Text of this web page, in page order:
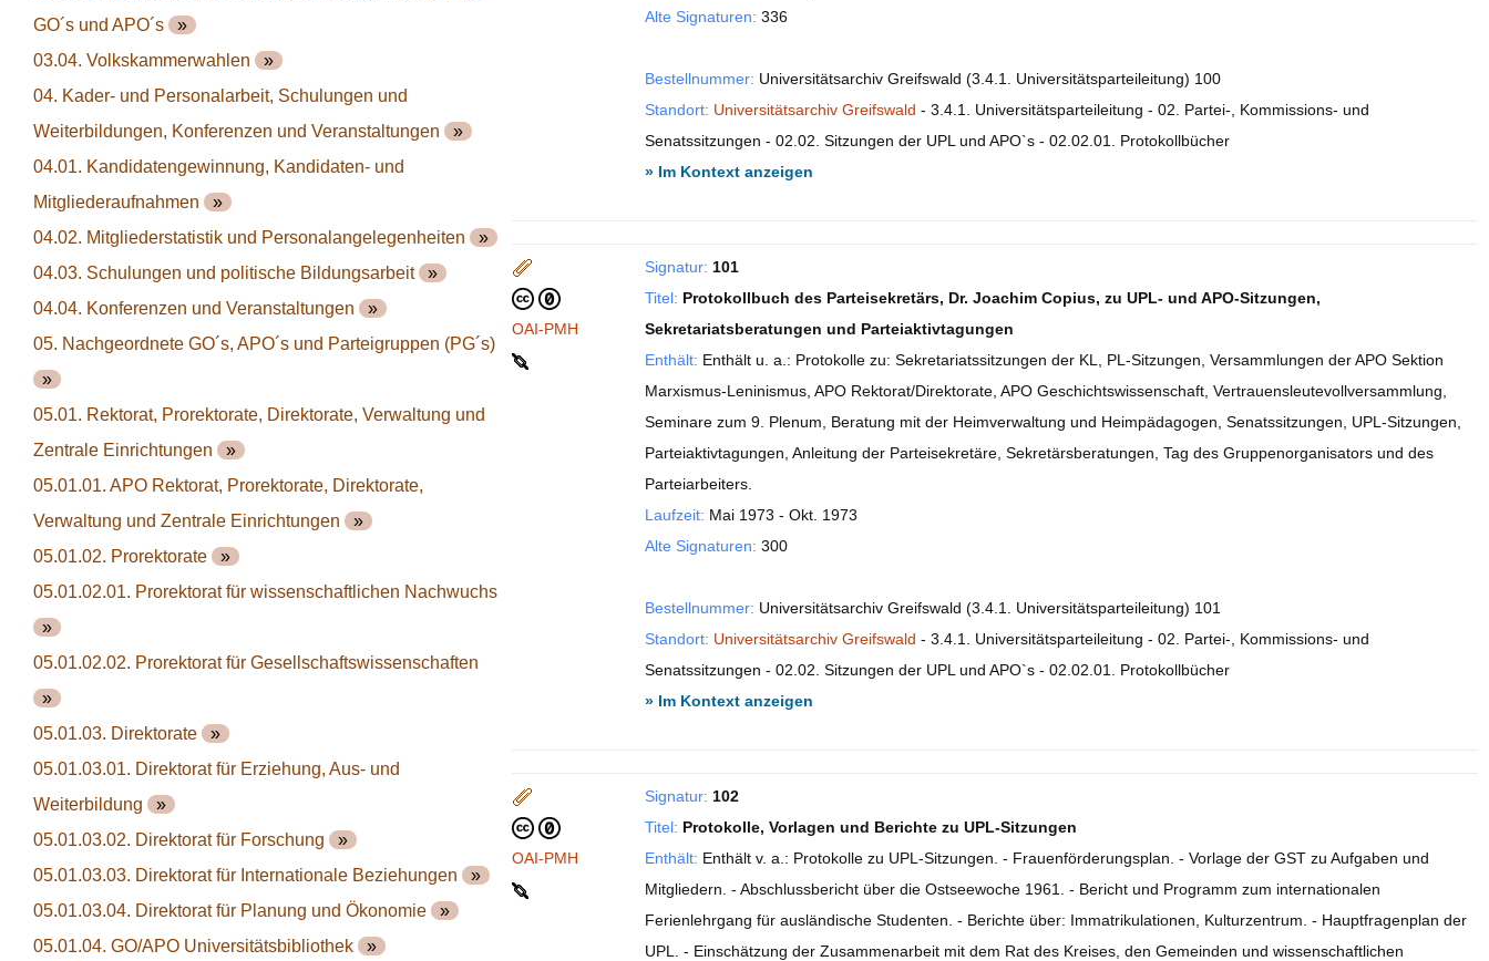
GO´s und APO´s »
03.04. Volkskammerwahlen »
04. Kader- und Personalarbeit, Schulungen und
Weiterbildungen, Konferenzen und Veranstaltungen »
04.01. Kandidatengewinnung, Kandidaten- und
Mitgliederaufnahmen »
04.02. Mitgliederstatistik und Personalangelegenheiten »
04.03. Schulungen und politische Bildungsarbeit »
04.04. Konferenzen und Veranstaltungen »
05. Nachgeordnete GO´s, APO´s und Parteigruppen (PG´s)
»
05.01. Rektorat, Prorektorate, Direktorate, Verwaltung und
Zentrale Einrichtungen »
05.01.01. APO Rektorat, Prorektorate, Direktorate,
Verwaltung und Zentrale Einrichtungen »
05.01.02. Prorektorate »
05.01.02.01. Prorektorat für wissenschaftlichen Nachwuchs
»
05.01.02.02. Prorektorat für Gesellschaftswissenschaften
»
05.01.03. Direktorate »
05.01.03.01. Direktorat für Erziehung, Aus- und
Weiterbildung »
05.01.03.02. Direktorat für Forschung »
05.01.03.03. Direktorat für Internationale Beziehungen »
05.01.03.04. Direktorat für Planung und Ökonomie »
05.01.04. GO/APO Universitätsbibliothek »
Alte Signaturen: 336
Bestellnummer: Universitätsarchiv Greifswald (3.4.1. Universitätsparteileitung) 100
Standort: Universitätsarchiv Greifswald - 3.4.1. Universitätsparteileitung - 02. Partei-, Kommissions- und
Senatssitzungen - 02.02. Sitzungen der UPL und APO`s - 02.02.01. Protokollbücher
» Im Kontext anzeigen
OAI-PMH
Signatur: 101
Titel: Protokollbuch des Parteisekretärs, Dr. Joachim Copius, zu UPL- und APO-Sitzungen,
Sekretariatsberatungen und Parteiaktivtagungen
Enthält: Enthält u. a.: Protokolle zu: Sekretariatssitzungen der KL, PL-Sitzungen, Versammlungen der APO Sektion
Marxismus-Leninismus, APO Rektorat/Direktorate, APO Geschichtswissenschaft, Vertrauensleutevollversammlung,
Seminare zum 9. Plenum, Beratung mit der Heimverwaltung und Heimpädagogen, Senatssitzungen, UPL-Sitzungen,
Parteiaktivtagungen, Anleitung der Parteisekretäre, Sekretärsberatungen, Tag des Gruppenorganisators und des
Parteiarbeiters.
Laufzeit: Mai 1973 - Okt. 1973
Alte Signaturen: 300
Bestellnummer: Universitätsarchiv Greifswald (3.4.1. Universitätsparteileitung) 101
Standort: Universitätsarchiv Greifswald - 3.4.1. Universitätsparteileitung - 02. Partei-, Kommissions- und
Senatssitzungen - 02.02. Sitzungen der UPL und APO`s - 02.02.01. Protokollbücher
» Im Kontext anzeigen
OAI-PMH
Signatur: 102
Titel: Protokolle, Vorlagen und Berichte zu UPL-Sitzungen
Enthält: Enthält v. a.: Protokolle zu UPL-Sitzungen. - Frauenförderungsplan. - Vorlage der GST zu Aufgaben und
Mitgliedern. - Abschlussbericht über die Ostseewoche 1961. - Bericht und Programm zum internationalen
Ferienlehrgang für ausländische Studenten. - Berichte über: Immatrikulationen, Kulturzentrum. - Hauptfragenplan der
UPL. - Einschätzung der Zusammenarbeit mit dem Rat des Kreises, den Gemeinden und wissenschaftlichen